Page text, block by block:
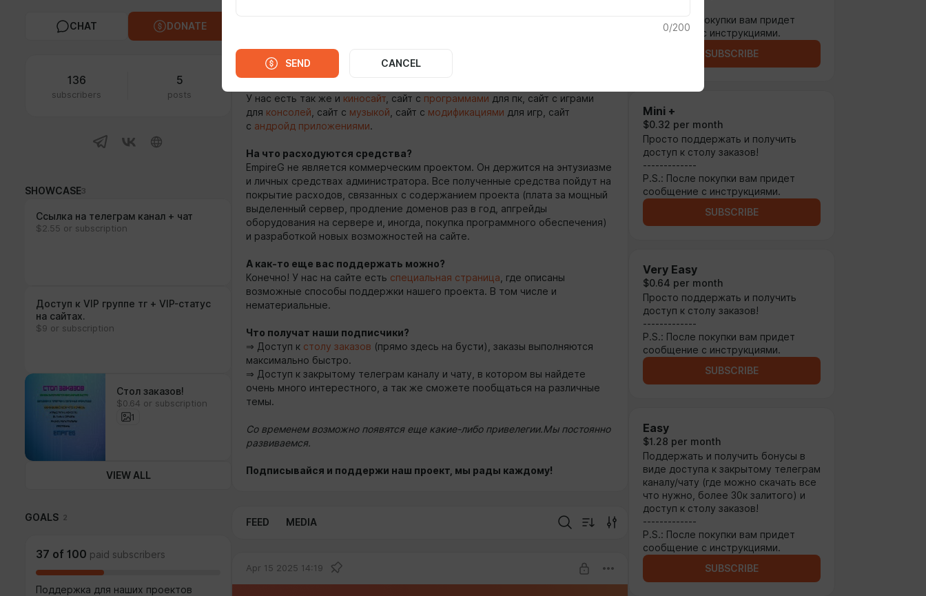
CHAT DONATE
136
subscribers
5
posts
SHOWCASE3
Ссылка на телеграм канал + чат
$2.55 or subscription
Доступ к VIP группе тг + VIP-статус
на сайтах.
$9 or subscription
Стол заказов!
$0.64 or subscription
1
VIEW ALL
GOALS 2
37 of 100 paid subscribers
Поддержка для наших проектов
колличество времени.
У нас есть так же и киносайт , сайт с программами для пк, сайт с играми
для консолей , сайт с музыкой , сайт с модификациями для игр, сайт
с андройд приложениями.
На что расходуются средства?
EmpireG не является коммерческим проектом. Он держится на энтузиазме
и личных средствах администратора. Все полученные средства пойдут на
покрытие расходов, связанных с содержанием проекта (плата за мощный
выделенный сервер, продление доменов раз в год, апгрейды
оборудования на сервере и, иногда, покупка программного обеспечения)
и разработкой новых возможностей на сайте.
А как-то еще вас поддержать можно?
Конечно! У нас на сайте есть специальная страница , где описаны
возможные способы поддержки нашего проекта. В том числе и
нематериальные.
Что получат наши подписчики?
⇒ Доступ к столу заказов (прямо здесь на бусти), заказы выполняются
максимально быстро.
⇒ Доступ к закрытому телеграм каналу и чату, в котором вы найдете
очень много интерестного, а так же сможете пообщаться на различные
темы.
Со временем возможно появятся еще какие-либо привелегии.Мы постоянно
развиваемся.
Подписывайся и поддержи наш проект, мы рады каждому!
FEED MEDIA
Apr 15 2025 14:19
P.S.: После покупки вам придет
сообщение с инструкциями.
SUBSCRIBE
Mini +
$0.32 per month
Просто поддержать и получить
доступ к столу заказов!
-------------
P.S.: После покупки вам придет
сообщение с инструкциями.
SUBSCRIBE
Very Easy
$0.64 per month
Просто поддержать и получить
доступ к столу заказов!
-------------
P.S.: После покупки вам придет
сообщение с инструкциями.
SUBSCRIBE
Easy
$1.28 per month
Поддержать и получить бонусы в
виде доступа к закрытому телеграм
каналу/чату (где можно скачать все
что нужно, более 30к залитого) и
доступ к столу заказов!
-------------
P.S.: После покупки вам придет
сообщение с инструкциями.
SUBSCRIBE
0/200
SEND CANCEL